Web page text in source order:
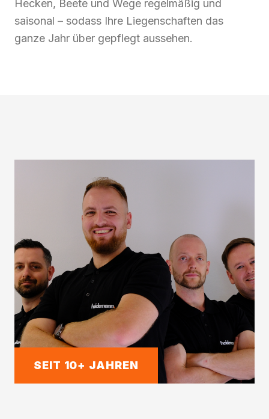
Hecken, Beete und Wege regelmäßig und
saisonal – sodass Ihre Liegenschaften das
ganze Jahr über gepflegt aussehen.
SEIT 10+ JAHREN